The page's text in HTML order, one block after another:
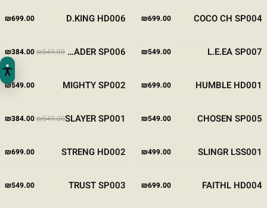
BLACK
BROWN
GREY
COCO CH SP004
₪699.00
STONE
D.KING HD006
₪699.00
STONE
BLACK
BROWNL.E.EA SP007
₪549.00
מבצע
-30%
BLACK
BROWN
GREY
STONE LEADER SP006
₪549.00
₪384.00
BLACK
HUMBLE HD001
₪699.00
BLACK
MIGHTY SP002
₪549.00
BLACK
STONE
CHOSEN SP005
₪549.00
מבצע
BLACK
MAROONSLAYER SP001
₪549.00
₪384.00
BLACK
STONE
BLUE
BROWN
MAROON SLINGR LSS001
₪499.00
BLACK
STRENG HD002
₪699.00
BLACK
FAITHL HD004
₪699.00
BLACK
TRUST SP003
₪549.00